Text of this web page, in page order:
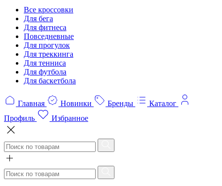
Все кроссовки
Для бега
Для фитнеса
Повседневные
Для прогулок
Для треккинга
Для тенниса
Для футбола
Для баскетбола
Главная Новинки Бренды
Каталог
Профиль
Избранное